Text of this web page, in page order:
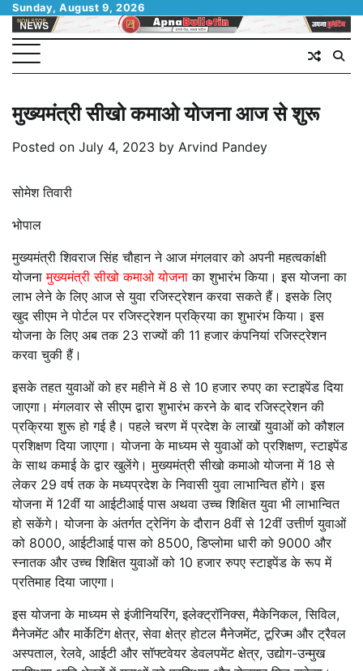
Skip
content
Sunday, August 9, 2026
मुख्यमंत्री सीखो कमाओ योजना आज से शुरू
Posted on July 4, 2023 by Arvind Pandey
सोमेश तिवारी
भोपाल
मुख्यमंत्री शिवराज सिंह चौहान ने आज मंगलवार को अपनी महत्वकांक्षी
योजनामुख्यमंत्री सीखो कमाओ योजना का शुभारंभ किया। इस योजना का
लाभ लेने के लिए आज से युवा रजिस्ट्रेशन करवा सकते हैं। इसके लिए
खुद सीएम ने पोर्टल पर रजिस्ट्रेशन प्रक्रिया का शुभारंभ किया। इस
योजना के लिए अब तक 23 राज्यों की 11 हजार कंपनियां रजिस्ट्रेशन
करवा चुकी हैं।
इसके तहत युवाओं को हर महीने में 8 से 10 हजार रुपए का स्टाइपेंड दिया
जाएगा। मंगलवार से सीएम द्वारा शुभारंभ करने के बाद रजिस्ट्रेशन की
प्रक्रिया शुरू हो गई है। पहले चरण में प्रदेश के लाखों युवाओं को कौशल
प्रशिक्षण दिया जाएगा। योजना के माध्यम से युवाओं को प्रशिक्षण, स्टाइपेंड
के साथ कमाई के द्वार खुलेंगे। मुख्यमंत्री सीखो कमाओ योजना में 18 से
लेकर 29 वर्ष तक के मध्यप्रदेश के निवासी युवा लाभान्वित होंगे। इस
योजना में 12वीं या आईटीआई पास अथवा उच्च शिक्षित युवा भी लाभान्वित
हो सकेंगे। योजना के अंतर्गत ट्रेनिंग के दौरान 8वीं से 12वीं उत्तीर्ण युवाओं
को 8000, आईटीआई पास को 8500, डिप्लोमा धारी को 9000 और
स्नातक और उच्च शिक्षित युवाओं को 10 हजार रुपए स्टाइपेंड के रूप में
प्रतिमाह दिया जाएगा।
इस योजना के माध्यम से इंजीनियरिंग, इलेक्ट्रॉनिक्स, मैकेनिकल, सिविल,
मैनेजमेंट और मार्केटिंग क्षेत्र, सेवा क्षेत्र होटल मैनेजमेंट, टूरिज्म और ट्रैवल
अस्पताल, रेलवे, आईटी और सॉफ्टवेयर डेवलपमेंट क्षेत्र, उद्योग-उन्मुख